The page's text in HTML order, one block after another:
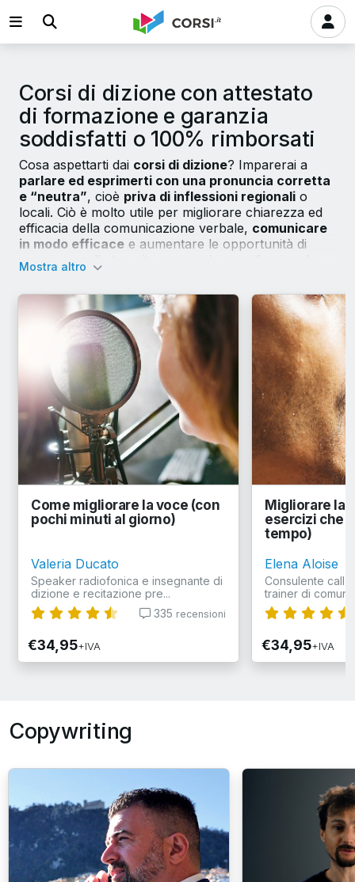
Corsi di dizione con attestato
di formazione e garanzia
soddisfatti o 100% rimborsati
Cosa aspettarti dai corsi di dizione? Imparerai a
parlare ed esprimerti con una pronuncia corretta
e “neutra”, cioè priva di inflessioni regionali o
locali. Ciò è molto utile per migliorare chiarezza ed
efficacia della comunicazione verbale, comunicare
in modo efficace e aumentare le opportunità di
successo nella tua vita personale e professionale.
Mostra altro
Come migliorare la voce (con
pochi minuti al giorno)
Valeria Ducato
Speaker radiofonica e insegnante di
dizione e recitazione pre...
335 recensioni
€34,95+IVA
Migliorare la
esercizi che
tempo)
Elena Aloise
Consulente call
trainer di
€34,95+IVA
Copywriting